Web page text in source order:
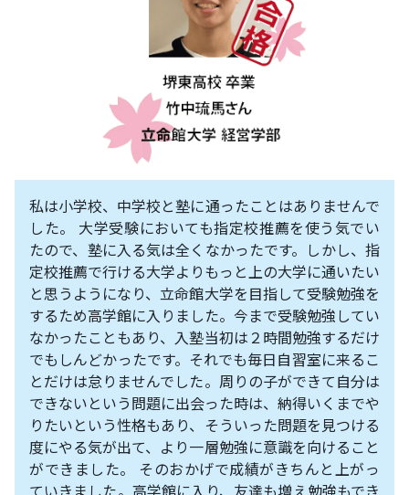
私は小学校、中学校と塾に通ったことはありませんで
した。 大学受験においても指定校推薦を使う気でい
たので、塾に入る気は全くなかったです。しかし、指
定校推薦で行ける大学よりもっと上の大学に通いたい
と思うようになり、立命館大学を目指して受験勉強を
するため高学館に入りました。今まで受験勉強してい
なかったこともあり、入塾当初は２時間勉強するだけ
でもしんどかったです。それでも毎日自習室に来るこ
とだけは怠りませんでした。周りの子ができて自分は
できないという問題に出会った時は、納得いくまでや
りたいという性格もあり、そういった問題を見つける
度にやる気が出て、より一層勉強に意識を向けること
ができました。 そのおかげで成績がきちんと上がっ